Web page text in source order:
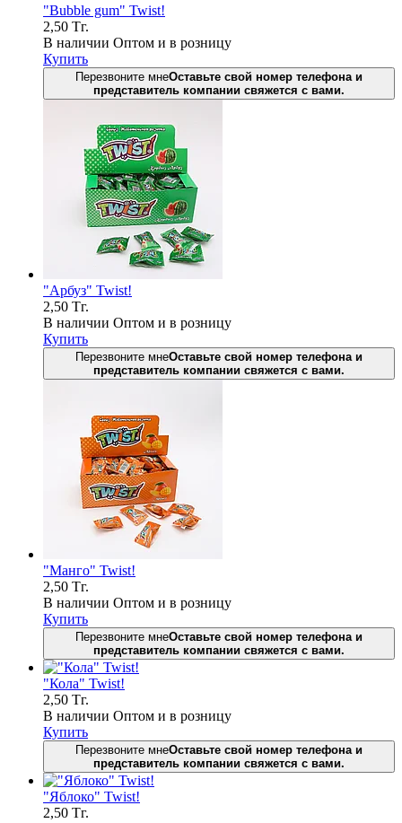
"Bubble gum" Twist!
2,50 Тг.
В наличии Оптом и в розницу
Купить
Перезвоните мнеОставьте свой номер телефона и
представитель компании свяжется с вами.
"Арбуз" Twist!
2,50 Тг.
В наличии Оптом и в розницу
Купить
Перезвоните мнеОставьте свой номер телефона и
представитель компании свяжется с вами.
"Манго" Twist!
2,50 Тг.
В наличии Оптом и в розницу
Купить
Перезвоните мнеОставьте свой номер телефона и
представитель компании свяжется с вами.
"Кола" Twist!
2,50 Тг.
В наличии Оптом и в розницу
Купить
Перезвоните мнеОставьте свой номер телефона и
представитель компании свяжется с вами.
"Яблоко" Twist!
2,50 Тг.